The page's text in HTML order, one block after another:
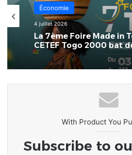
Économie
4 juillet 2026
La 7ème Foire Made in
CETEF Togo 2000 bat
With Product You
Subscribe to